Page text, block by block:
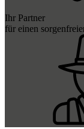
Ihr Partner
für einen